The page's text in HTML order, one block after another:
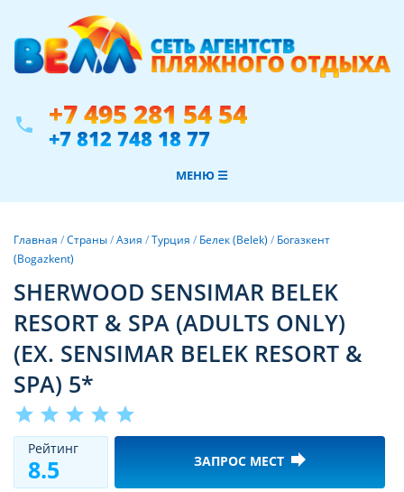
phone +7 495 281 54 54
+7 812 748 18 77
МЕНЮ ☰
Главная /Страны/Азия /Турция / Белек (Belek) / Богазкент
(Bogazkent)
SHERWOOD SENSIMAR BELEK
RESORT & SPA (ADULTS ONLY)
(EX. SENSIMAR BELEK RESORT &
SPA) 5*
star star star star star
Рeйтинг
8.5 ЗАПРОС МЕСТ forward